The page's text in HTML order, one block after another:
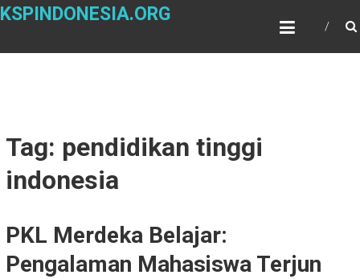
Skip
KSPINDONESIA.ORG
Tag: pendidikan tinggi
indonesia
PKL Merdeka Belajar:
Pengalaman Mahasiswa Terjun